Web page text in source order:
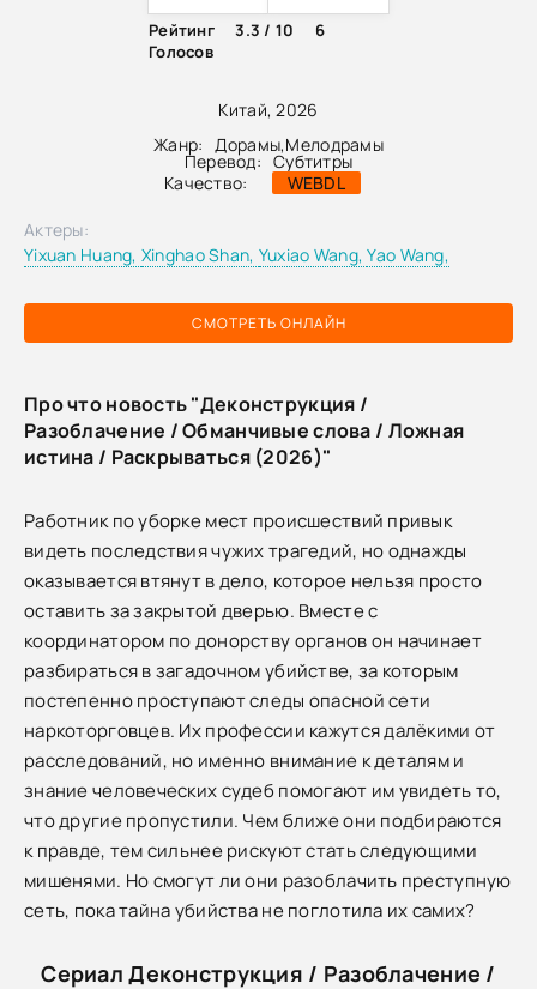
Китай, 2026
Жанр:
Дорамы,Мелодрамы
Перевод: Субтитры
Качество:
WEBDL
Рейтинг
3.3 / 10
6
Голосов
СМОТРЕТЬ ОНЛАЙН
Актеры:
Yixuan Huang, Xinghao Shan, Yuxiao Wang,Yao Wang,
Про что новость "Деконструкция /
Разоблачение / Обманчивые слова / Ложная
истина / Раскрываться (2026)"
Работник по уборке мест происшествий привык
видеть последствия чужих трагедий, но однажды
оказывается втянут в дело, которое нельзя просто
оставить за закрытой дверью. Вместе с
координатором по донорству органов он начинает
разбираться в загадочном убийстве, за которым
постепенно проступают следы опасной сети
наркоторговцев. Их профессии кажутся далёкими от
расследований, но именно внимание к деталям и
знание человеческих судеб помогают им увидеть то,
что другие пропустили. Чем ближе они подбираются
к правде, тем сильнее рискуют стать следующими
мишенями. Но смогут ли они разоблачить преступную
сеть, пока тайна убийства не поглотила их самих?
Сериал Деконструкция / Разоблачение /